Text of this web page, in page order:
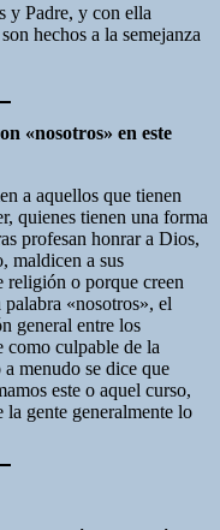
y Padre, y con ella
hechos a la semejanza
«nosotros» en este
a aquellos que tienen
quienes tienen una forma
profesan honrar a Dios,
maldicen a sus
religión o porque creen
«nosotros», el
general entre los
como culpable de la
menudo se dice que
este o aquel curso,
la gente generalmente lo